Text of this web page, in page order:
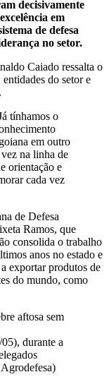
decisivamente
em
de defesa
no setor.
Caiado ressalta o
do setor e
tínhamos o
em outro
na linha de
orientação e
cada vez
de Defesa
Ramos, que
consolida o trabalho
anos no estado e
exportar produtos de
do mundo, como
durante a